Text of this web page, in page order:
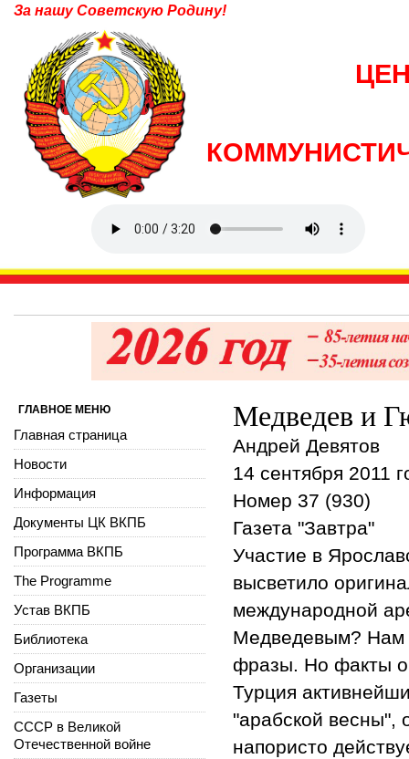
За нашу Советскую Родину!
Медведев и
Андрей Девятов
14 сентября 2011
Номер 37 (930)
Газета "Завтра"
Участие в
высветило
международной
Медведевым? Нам
фразы. Но факты
Турция
"арабской
напористо
ГЛАВНОЕ МЕНЮ
Главная страница
Новости
Информация
Документы ЦК ВКПБ
Программа ВКПБ
The Programme
Устав ВКПБ
Библиотека
Организации
Газеты
СССР в Великой
Отечественной войне